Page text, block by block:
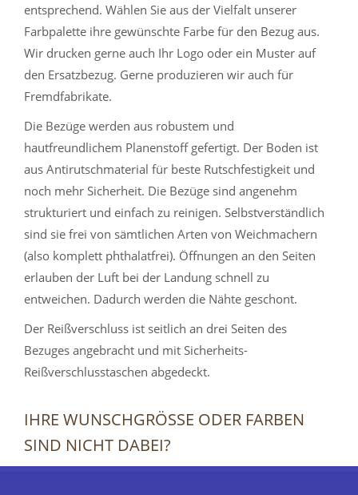
entsprechend. Wählen Sie aus der Vielfalt unserer
Farbpalette ihre gewünschte Farbe für den Bezug aus.
Wir drucken gerne auch Ihr Logo oder ein Muster auf
den Ersatzbezug. Gerne produzieren wir auch für
Fremdfabrikate.
Die Bezüge werden aus robustem und
hautfreundlichem Planenstoff gefertigt. Der Boden ist
aus Antirutschmaterial für beste Rutschfestigkeit und
noch mehr Sicherheit. Die Bezüge sind angenehm
strukturiert und einfach zu reinigen. Selbstverständlich
sind sie frei von sämtlichen Arten von Weichmachern
(also komplett phthalatfrei). Öffnungen an den Seiten
erlauben der Luft bei der Landung schnell zu
entweichen. Dadurch werden die Nähte geschont.
Der Reißverschluss ist seitlich an drei Seiten des
Bezuges angebracht und mit Sicherheits-
Reißverschlusstaschen abgedeckt.
IHRE WUNSCHGRÖSSE ODER FARBEN S
IND NICHT DABEI?